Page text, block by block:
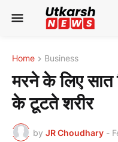
Home Business
मरने के लिए सात
के टूटते शरीर
by JR Choudhary -